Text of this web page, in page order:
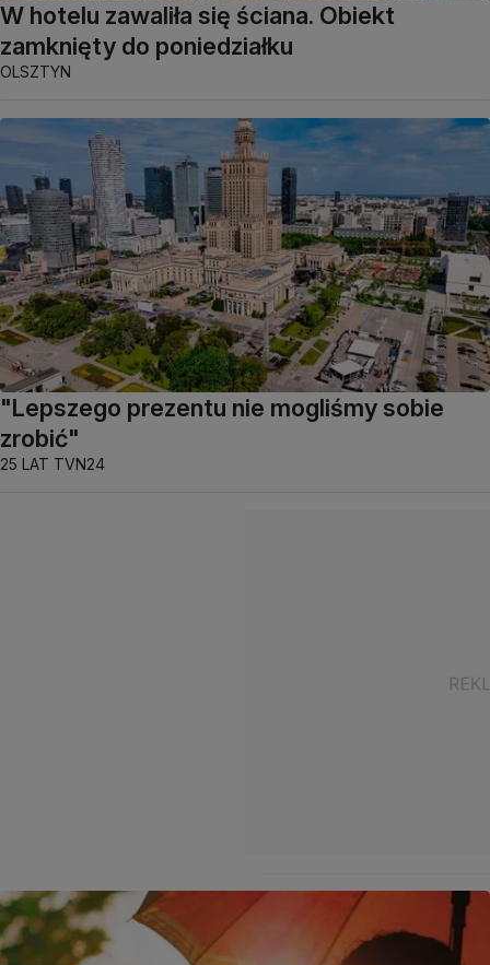
W hotelu zawaliła się ściana. Obiekt
zamknięty do poniedziałku
OLSZTYN
"Lepszego prezentu nie mogliśmy sobie
zrobić"
25 LAT TVN24